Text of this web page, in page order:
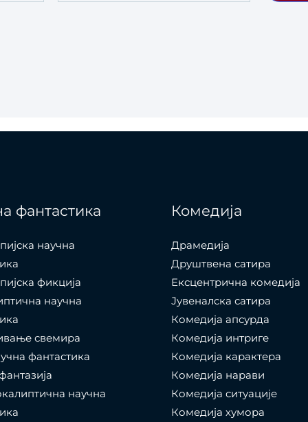
фантастика
научна
фикција
научна
свемира
фантастика
научна
Комедија
Драмедија
Друштвена сатира
Ексцентрична комедија
Јувеналска сатира
Комедија апсурда
Комедија интриге
Комедија карактера
Комедија нарави
Комедија ситуације
Комедија хумора